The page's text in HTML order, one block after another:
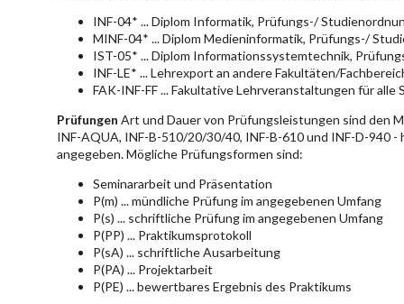
INF-04* ... Diplom Informatik, Prüfungs-/
MINF-04* ... Diplom Medieninformatik, Prüfungs-/
IST-05* ... Diplom Informationssystemtechnik,
INF-LE* ... Lehrexport an andere Fakultäten/
FAK-INF-FF ... Fakultative Lehrveranstaltungen für
Prüfungen Art und Dauer von Prüfungsleistungen sind den
INF-AQUA, INF-B-510/20/30/40, INF-B-610 und INF-D-940
angegeben. Mögliche Prüfungsformen sind:
Seminararbeit und Präsentation
P(m) ... mündliche Prüfung im angegebenen Umfang
P(s) ... schriftliche Prüfung im angegebenen Umfang
P(PP) ... Praktikumsprotokoll
P(sA) ... schriftliche Ausarbeitung
P(PA) ... Projektarbeit
P(PE) ... bewertbares Ergebnis des Praktikums